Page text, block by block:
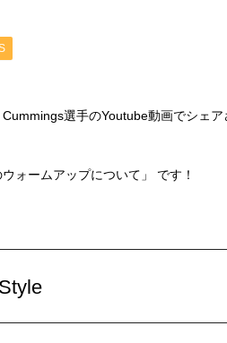
選手のYoutube動画でシェ
ォームアップについて」 です！